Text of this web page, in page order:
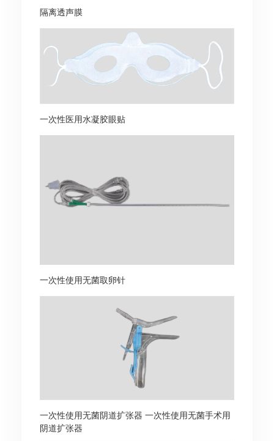
隔离透声膜
一次性医用水凝胶眼贴
一次性使用无菌取卵针
一次性使用无菌阴道扩张器 一次性使用无菌手术用
阴道扩张器